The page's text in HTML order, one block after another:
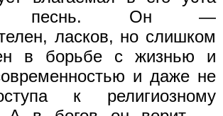
песнь. Он —
ласков, но слишком
в борьбе с жизнью и
и даже не
к религиозному